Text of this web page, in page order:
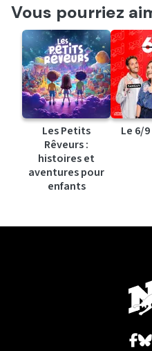
Vous pourriez
Les Petits
Rêveurs :
histoires et
aventures pour
enfants
Le 6/9